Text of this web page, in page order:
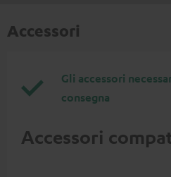
Accessori
Gli accessori
consegna
Accessori